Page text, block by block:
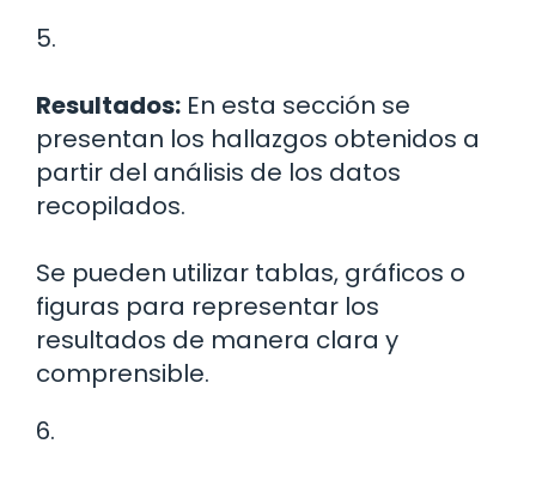
5.
Resultados: En esta sección se
presentan los hallazgos obtenidos a
partir del análisis de los datos
recopilados.
Se pueden utilizar tablas, gráficos o
figuras para representar los
resultados de manera clara y
comprensible.
6.